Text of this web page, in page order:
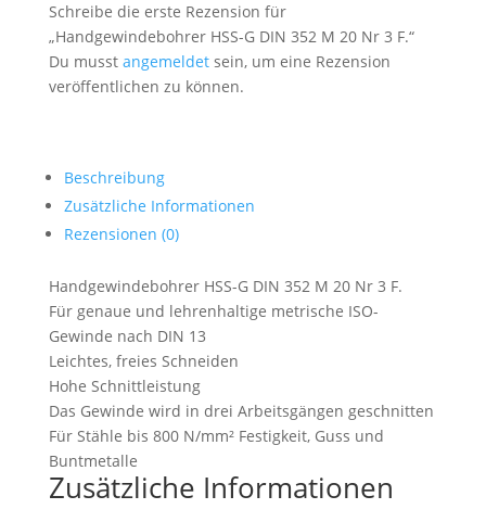
Schreibe die erste Rezension für
„Handgewindebohrer HSS-G DIN 352 M 20 Nr 3 F.“
Du musst angemeldetsein, um eine Rezension
veröffentlichen zu können.
Beschreibung
Zusätzliche Informationen
Rezensionen (0)
Handgewindebohrer HSS-G DIN 352 M 20 Nr 3 F.
Für genaue und lehrenhaltige metrische ISO-
Gewinde nach DIN 13
Leichtes, freies Schneiden
Hohe Schnittleistung
Das Gewinde wird in drei Arbeitsgängen geschnitten
Für Stähle bis 800 N/mm² Festigkeit, Guss und
Buntmetalle
Zusätzliche Informationen